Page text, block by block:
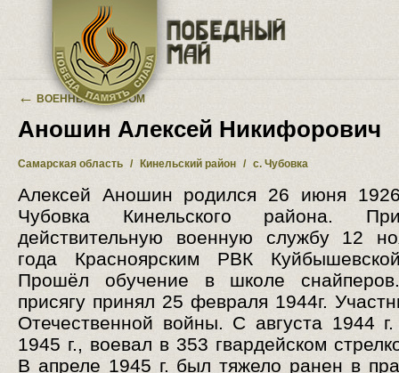
Перейти к основному содержанию
← ВОЕННЫЙ АЛЬБОМ
Аношин Алексей Никифорович
Самарская область / Кинельский район / с. Чубовка
Алексей Аношин родился 26 июня
Чубовка Кинельского района.
действительную военную службу 12
года Красноярским РВК
Прошёл обучение в школе
присягу принял 25 февраля 1944г.
Отечественной войны. С августа 1944
1945 г., воевал в 353 гвардейском
В апреле 1945 г. был тяжело ранен в